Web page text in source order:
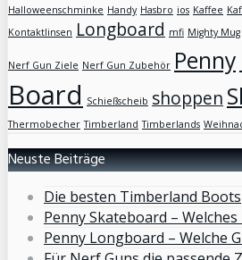
Halloweenschminke Handy Hasbro ios Kaffee
Kontaktlinsen Longboard mfi Mighty Mug
Nerf Gun Ziele Nerf Gun Zubehör Penny
Board Schießscheib shoppen
Thermobecher Timberland Timberlands
Neuste Beiträge
Die besten Timberland Boots
Penny Skateboard –
Penny Longboard – Welche